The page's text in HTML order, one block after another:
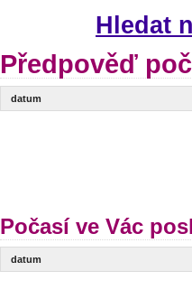
Hledat
Předpověď
datum
Počasí ve Vác
datum